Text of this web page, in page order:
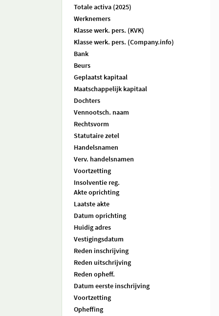
Totale activa (2025)
Werknemers
Klasse werk. pers. (KVK)
Klasse werk. pers. (Company.info)
Bank
Beurs
Geplaatst kapitaal
Maatschappelijk kapitaal
Dochters
Vennootsch. naam
Rechtsvorm
Statutaire zetel
Handelsnamen
Verv. handelsnamen
Voortzetting
Insolventie reg.
Akte oprichting
Laatste akte
Datum oprichting
Huidig adres
Vestigingsdatum
Reden inschrijving
Reden uitschrijving
Reden opheff.
Datum eerste inschrijving
Voortzetting
Opheffing